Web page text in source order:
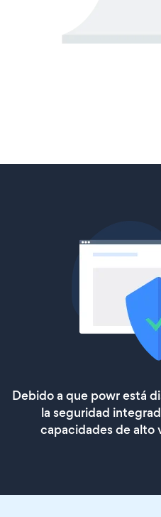
Debido a que powr está
la seguridad
capacidades de alto